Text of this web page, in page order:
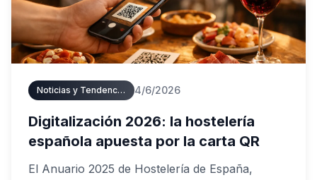
Noticias y Tendencias 4/6/2026
Digitalización 2026: la hostelería
española apuesta por la carta QR
El Anuario 2025 de Hostelería de España,